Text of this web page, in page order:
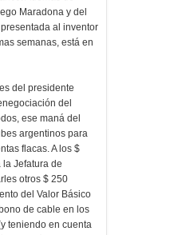
Maradona y del
al inventor
semanas, está en
del presidente
del
ese maná del
argentinos para
flacas. A los $
Jefatura de
otros $ 250
del Valor Básico
de cable en los
teniendo en cuenta